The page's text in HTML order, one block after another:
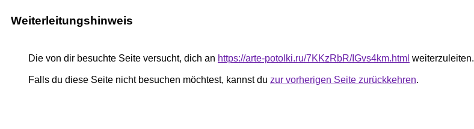
Weiterleitungshinweis
Die von dir besuchte Seite versucht, dich an https://arte-potolki.ru/7KKzRbR/IGvs4km.html weiterzuleiten.
Falls du diese Seite nicht besuchen möchtest, kannst du zur vorherigen Seite zurückkehren.